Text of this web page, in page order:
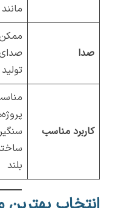
صدا
کاربرد مناسب
بلند